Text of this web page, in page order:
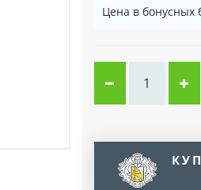
Цена в бонусных